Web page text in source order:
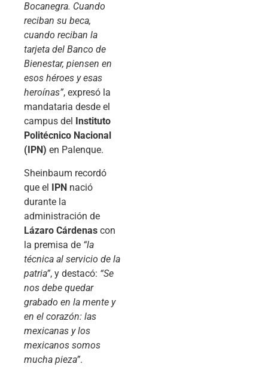
Bocanegra. Cuando
reciban su beca,
cuando reciban la
tarjeta del Banco de
Bienestar, piensen en
esos héroes y esas
heroínas”, expresó la
mandataria desde el
campus del
Instituto
Politécnico Nacional
(IPN) en Palenque.
Sheinbaum recordó
que el IPN nació
durante la
administración de
Lázaro Cárdenas con
la premisa de “la
técnica al servicio de la
patria”, y destacó: “Se
nos debe quedar
grabado en la mente y
en el corazón: las
mexicanas y los
mexicanos somos
mucha pieza”.